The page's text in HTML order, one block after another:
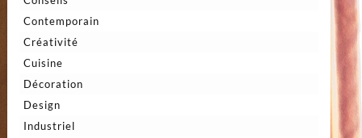
Contemporain
Créativité
Cuisine
Décoration
Design
Industriel